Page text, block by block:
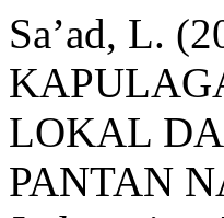
Sa’ad, L.
LOKAL
PANTAN